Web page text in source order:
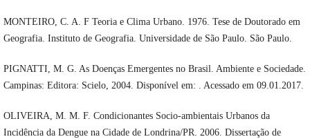
MONTEIRO, C. A. F Teoria e Clima Urbano. 1976. Tese de Doutorado em
Geografia. Instituto de Geografia. Universidade de São Paulo. São Paulo.
PIGNATTI, M. G. As Doenças Emergentes no Brasil. Ambiente e Sociedade.
Campinas: Editora: Scielo, 2004. Disponível em: . Acessado em 09.01.2017.
OLIVEIRA, M. M. F. Condicionantes Socio-ambientais Urbanos da
Incidência da Dengue na Cidade de Londrina/PR. 2006. Dissertação de